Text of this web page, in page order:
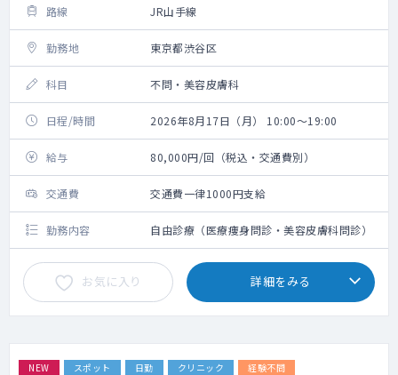
路線 JR山手線
勤務地 東京都渋谷区
科目 不問・美容皮膚科
日程/時間 2026年8月17日（月） 10:00～19:00
給与 80,000円/回（税込・交通費別）
交通費 交通費一律1000円支給
勤務内容 自由診療（医療痩身問診・美容皮膚科問診）
お気に入り 詳細をみる
NEW スポット 日勤 クリニック
経験不問